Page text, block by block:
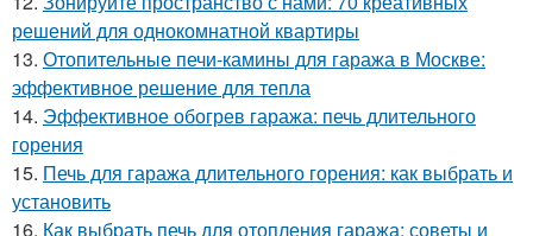
решений для однокомнатной квартиры
13. Отопительные печи-камины для гаража в Москве:
эффективное решение для тепла
14. Эффективное обогрев гаража: печь длительного
горения
15. Печь для гаража длительного горения: как выбрать и
установить
16. Как выбрать печь для отопления гаража: советы и